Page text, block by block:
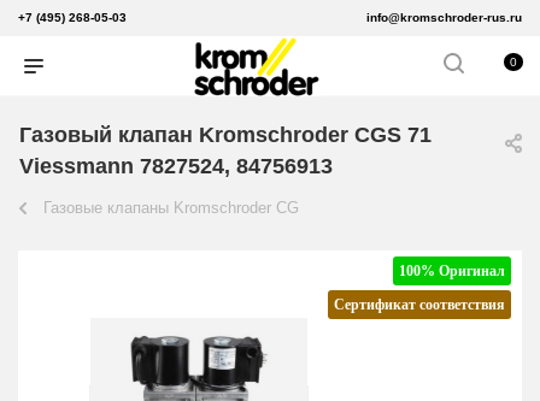
+7 (495) 268-05-03 info@kromschroder-rus.ru
0
Газовый клапан Kromschroder CGS 71
Viessmann 7827524, 84756913
Газовые клапаны Kromschroder CG
100% Оригинал
Сертификат соответствия